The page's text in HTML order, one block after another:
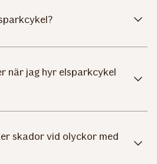
när jag hyr elsparkcykel
skador vid olyckor med